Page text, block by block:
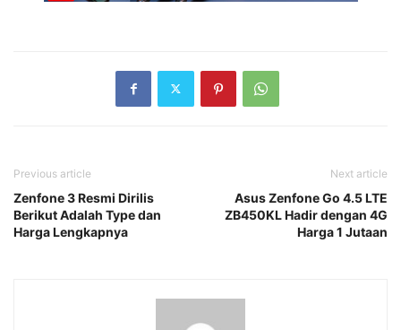
Previous article
Zenfone 3 Resmi Dirilis
Berikut Adalah Type dan
Harga Lengkapnya
Next article
Asus Zenfone Go 4.5 LTE
ZB450KL Hadir dengan 4G
Harga 1 Jutaan